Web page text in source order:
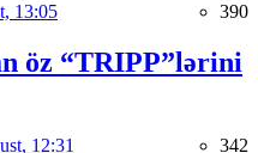
13:05 390
öz “TRIPP”lərini
12:31 342